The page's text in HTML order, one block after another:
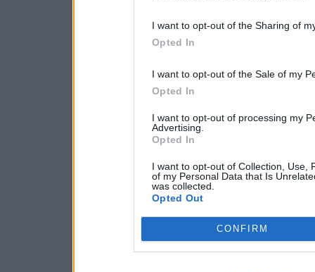
I want to opt-out of the Sharing of
Opted In
I want to opt-out of the Sale of my
Opted In
I want to opt-out of processing my
Advertising.
Opted In
I want to opt-out of Collection, Use,
of my Personal Data that Is
was collected.
Opted Out
CONFIRM